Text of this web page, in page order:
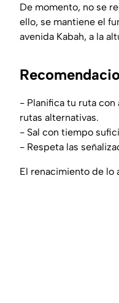
De momento, no se
ello, se mantiene el
avenida Kabah, a la
- Planifica tu ruta con
rutas alternativas.
- Sal con tiempo
- Respeta las
El renacimiento de lo